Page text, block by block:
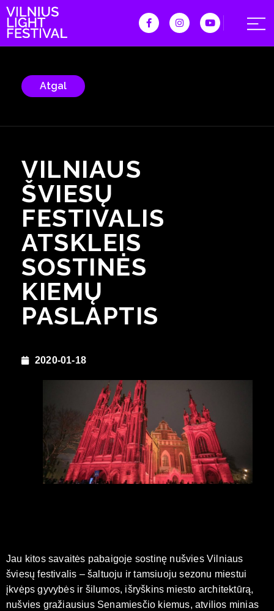
Atgal
VILNIAUS
ŠVIESŲ
FESTIVALIS
ATSKLEIS
SOSTINĖS
KIEMŲ
PASLAPTIS
2020-01-18
Jau kitos savaitės pabaigoje sostinę nušvies Vilniaus
šviesų festivalis – šaltuoju ir tamsiuoju sezonu miestui
įkvėps gyvybės ir šilumos, išryškins miesto architektūrą,
nušvies gražiausius Senamiesčio kiemus, atvilios minias